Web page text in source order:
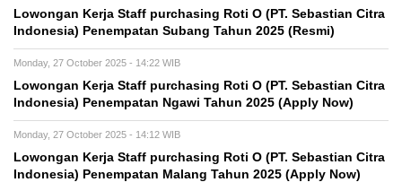
Lowongan Kerja Staff purchasing Roti O (PT. Sebastian Citra
Indonesia) Penempatan Subang Tahun 2025 (Resmi)
Monday, 27 October 2025 - 14:22 WIB
Lowongan Kerja Staff purchasing Roti O (PT. Sebastian Citra
Indonesia) Penempatan Ngawi Tahun 2025 (Apply Now)
Monday, 27 October 2025 - 14:12 WIB
Lowongan Kerja Staff purchasing Roti O (PT. Sebastian Citra
Indonesia) Penempatan Malang Tahun 2025 (Apply Now)